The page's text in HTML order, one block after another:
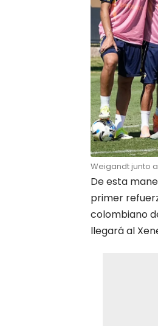
Weigandt junto
De esta
primer
colombiano
llegará al